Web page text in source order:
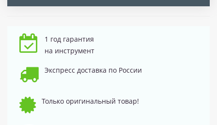
1 год гарантия
на инструмент
Экспресс доставка по России
Только оригинальный товар!